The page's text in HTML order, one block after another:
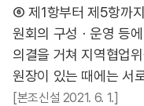
⑥ 제1항부터 제5항까
원회의 구성ㆍ운영 등
의결을 거쳐 지역협업
원장이 있는 때에는 서
[본조신설 2021. 6. 1.]